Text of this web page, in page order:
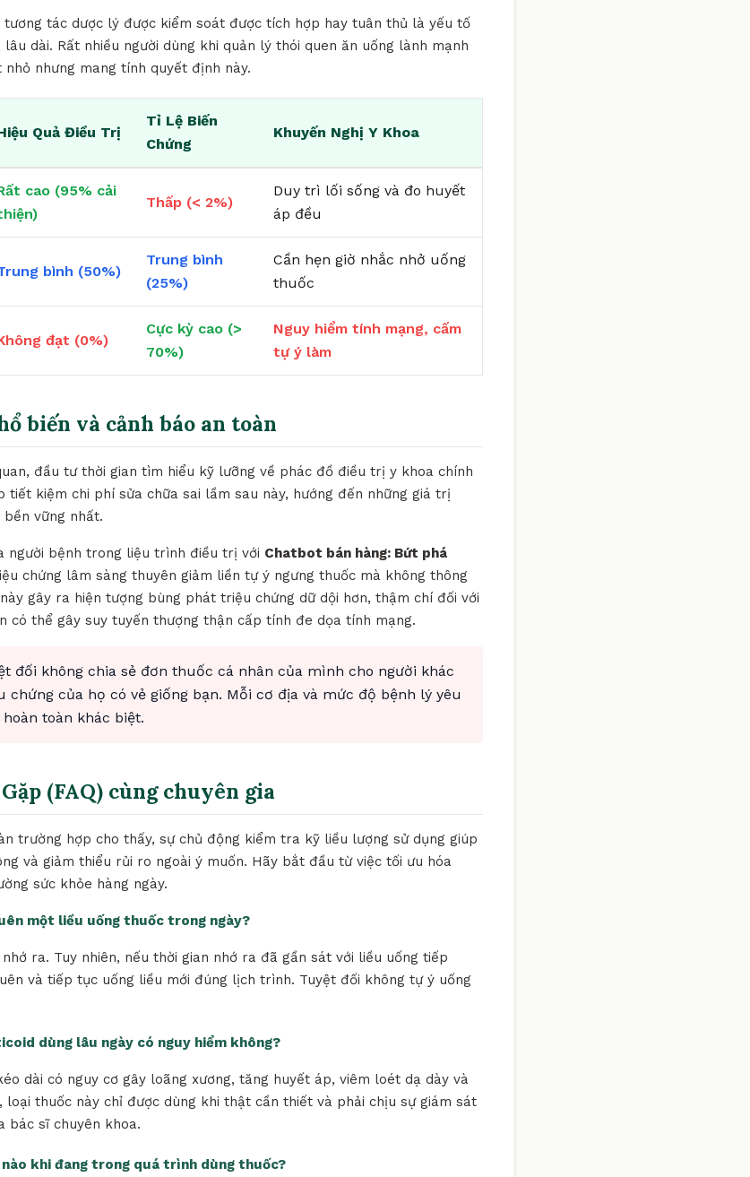
tương tác dược lý được kiểm soát được tích hợp hay tuân thủ là yếu tố
dài. Rất nhiều người dùng khi quản lý thói quen ăn uống lành mạnh
nhưng mang tính quyết định này.
Quả Điều Trị
Tỉ Lệ Biến
Chứng
Khuyến Nghị Y Khoa
cao (95% cải
Thấp (< 2%)
Duy trì lối sống và đo huyết
áp đều
bình (50%)
Trung bình
(25%)
Cần hẹn giờ nhắc nhở uống
thuốc
đạt (0%)
Cực kỳ cao (>
70%)
Nguy hiểm tính mạng, cấm
tự ý làm
biến và cảnh báo an toàn
đầu tư thời gian tìm hiểu kỹ lưỡng về phác đồ điều trị y khoa chính
tiết kiệm chi phí sửa chữa sai lầm sau này, hướng đến những giá trị
vững nhất.
người bệnh trong liệu trình điều trị với Chatbot bán hàng: Bứt phá
chứng lâm sàng thuyên giảm liền tự ý ngưng thuốc mà không thông
gây ra hiện tượng bùng phát triệu chứng dữ dội hơn, thậm chí đối với
có thể gây suy tuyến thượng thận cấp tính đe dọa tính mạng.
đối không chia sẻ đơn thuốc cá nhân của mình cho người khác
của họ có vẻ giống bạn. Mỗi cơ địa và mức độ bệnh lý yêu
toàn khác biệt.
(FAQ) cùng chuyên gia
trường hợp cho thấy, sự chủ động kiểm tra kỹ liều lượng sử dụng giúp
và giảm thiểu rủi ro ngoài ý muốn. Hãy bắt đầu từ việc tối ưu hóa
sức khỏe hàng ngày.
một liều uống thuốc trong ngày?
ra. Tuy nhiên, nếu thời gian nhớ ra đã gần sát với liều uống tiếp
và tiếp tục uống liều mới đúng lịch trình. Tuyệt đối không tự ý uống
dùng lâu ngày có nguy hiểm không?
dài có nguy cơ gây loãng xương, tăng huyết áp, viêm loét dạ dày và
loại thuốc này chỉ được dùng khi thật cần thiết và phải chịu sự giám sát
bác sĩ chuyên khoa.
nào khi đang trong quá trình dùng thuốc?